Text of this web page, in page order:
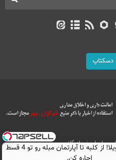
با ما
بازرگانی
اجاره‌ قسطی ویلا! از کلبه تا آپارتمان مبله رو تو 4 قسط